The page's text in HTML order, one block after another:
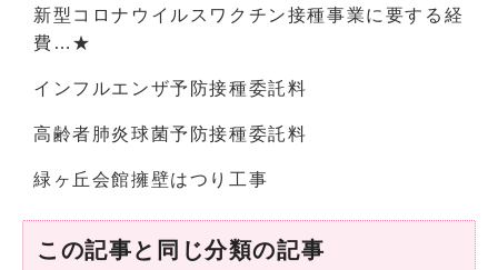
新型コロナウイルスワクチン接種事業に要する経
費…★
インフルエンザ予防接種委託料
高齢者肺炎球菌予防接種委託料
緑ヶ丘会館擁壁はつり工事
この記事と同じ分類の記事